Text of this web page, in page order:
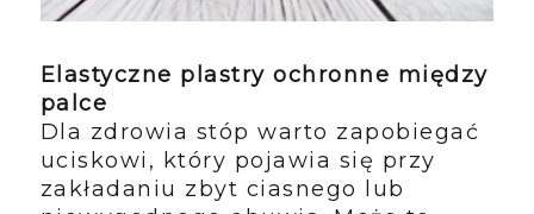
Elastyczne plastry ochronne między
palce
Dla zdrowia stóp warto zapobiegać
uciskowi, który pojawia się przy
zakładaniu zbyt ciasnego lub